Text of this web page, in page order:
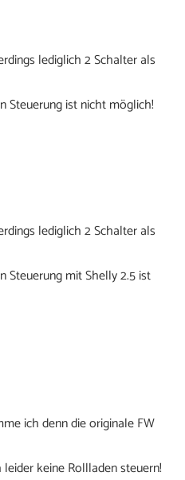
lediglich 2 Schalter als
Steuerung ist nicht möglich!
lediglich 2 Schalter als
Steuerung mit Shelly 2.5 ist
ich denn die originale FW
keine Rollladen steuern!